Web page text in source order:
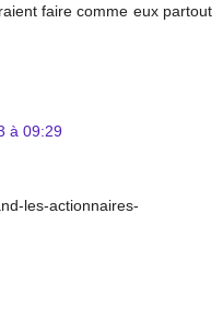
faire comme eux partout
à 09:29
les-actionnaires-